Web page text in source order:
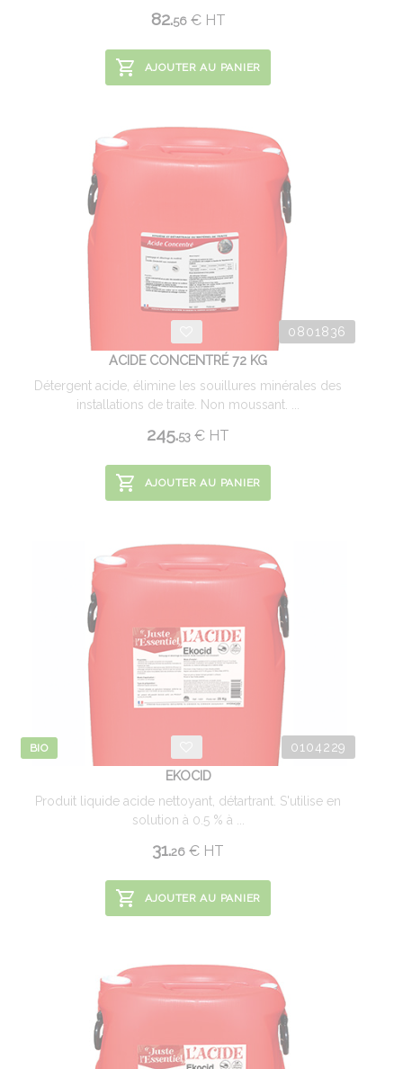
82.56 €HT
AJOUTER AU PANIER
0801836
ACIDE CONCENTRÉ 72 KG
Détergent acide, élimine les souillures minérales des
installations de traite. Non moussant. ...
245.53 € HT
AJOUTER AU PANIER
BIO 0104229
EKOCID
Produit liquide acide nettoyant, détartrant. S'utilise en
solution à 0.5 % à ...
31.26 € HT
AJOUTER AU PANIER